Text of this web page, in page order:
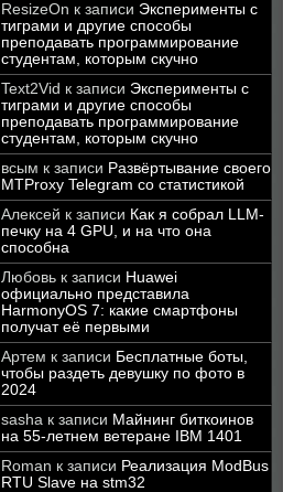
ResizeOn к записи Эксперименты с
тиграми и другие способы
преподавать программирование
студентам, которым скучно
Text2Vid к записи Эксперименты с
тиграми и другие способы
преподавать программирование
студентам, которым скучно
всым к записи Развёртывание своего
MTProxy Telegram со статистикой
Алексей к записи Как я собрал LLM-
печку на 4 GPU, и на что она
способна
Любовь к записи Huawei
официально представила
HarmonyOS 7: какие смартфоны
получат её первыми
Артем к записи Бесплатные боты,
чтобы раздеть девушку по фото в
2024
sasha к записи Майнинг биткоинов
на 55-летнем ветеране IBM 1401
Roman к записи Реализация ModBus
RTU Slave на stm32